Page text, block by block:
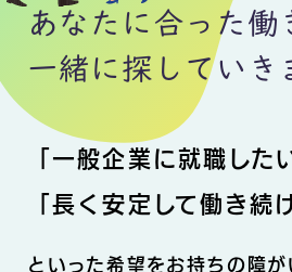
あなたに合った働
一緒に探していき
「一般企業に就職した
「長く安定して働き続
といった希望をお持ちの障